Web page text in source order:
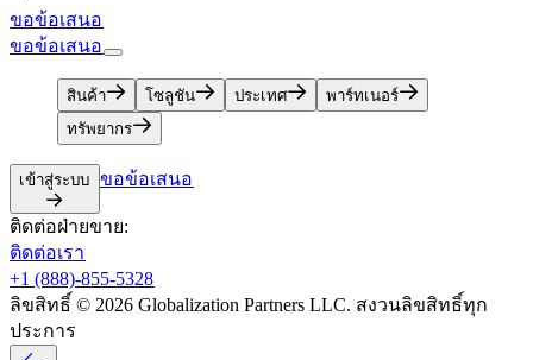
ขอข้อเสนอ​​
ขอข้อเสนอ​​
สินค้า​​ โซลูชัน​​ ประเทศ​​
พาร์ทเนอร์​​
ทรัพยากร​​
เข้าสู่ระบบ​​ ขอข้อเสนอ​​
ติดต่อฝ่ายขาย:​​
ติดต่อเรา​​
+1 (888)-855-5328​​
ลิขสิทธิ์ © 2026 Globalization Partners LLC. สงวนลิขสิทธิ์ทุก
ประการ​​